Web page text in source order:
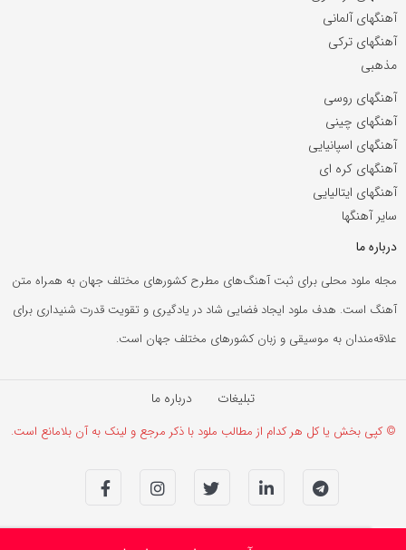
آهنگهای آلمانی
آهنگهای ترکی
مذهبی
آهنگهای روسی
آهنگهای چینی
آهنگهای اسپانیایی
آهنگهای کره ای
آهنگهای ایتالیایی
سایر آهنگها
درباره ما
مجله ملود محلی برای ثبت آهنگ‌های مطرح کشورهای مختلف جهان به همراه متن
آهنگ است. هدف ملود ایجاد فضایی شاد در یادگیری و تقویت قدرت شنیداری برای
علاقه‌مندان به موسیقی و زبان کشورهای مختلف جهان است.
تبلیغات درباره ما
© کپی بخش یا کل هر کدام از مطالب ملود با ذکر مرجع و لینک به آن بلامانع است.